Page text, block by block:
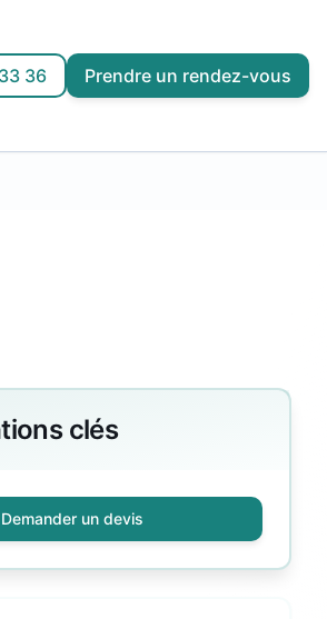
36 Prendre un rendez-vous
clés
Demander un devis